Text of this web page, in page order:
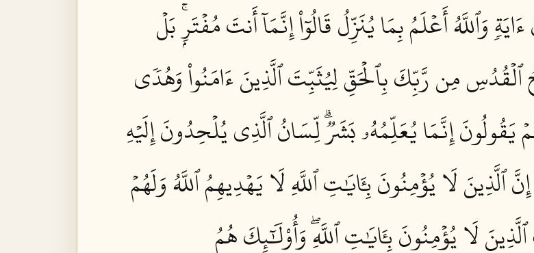
وَٱللَّهُ أَعۡلَمُ بِمَا يُنَزِّلُ قَالُوٓاْ إِنَّمَآ أَنتَ مُفۡتَرِۭۚ بَلۡ
ٱلۡقُدُسِ مِن رَّبِّكَ بِٱلۡحَقِّ لِيُثَبِّتَ ٱلَّذِينَ ءَامَنُواْ وَهُدٗى
يَقُولُونَ إِنَّمَا يُعَلِّمُهُۥ بَشَرٞۗ لِّسَانُ ٱلَّذِي يُلۡحِدُونَ إِلَيۡهِ
إِنَّ ٱلَّذِينَ لَا يُؤۡمِنُونَ بِـَٔايَٰتِ ٱللَّهِ لَا يَهۡدِيهِمُ ٱللَّهُ وَلَهُمۡ
لَا يُؤۡمِنُونَ بِـَٔايَٰتِ ٱللَّهِۖ وَأُوْلَٰٓئِكَ هُمُ